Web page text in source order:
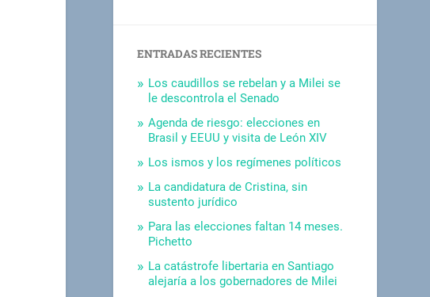
ENTRADAS RECIENTES
Los caudillos se rebelan y a Milei se
le descontrola el Senado
Agenda de riesgo: elecciones en
Brasil y EEUU y visita de León XIV
Los ismos y los regímenes políticos
La candidatura de Cristina, sin
sustento jurídico
Para las elecciones faltan 14 meses.
Pichetto
La catástrofe libertaria en Santiago
alejaría a los gobernadores de Milei